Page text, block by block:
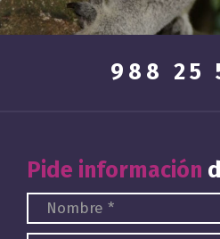
Pide información
988 25